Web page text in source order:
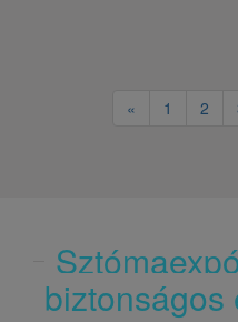
« 1 2
biztonságos